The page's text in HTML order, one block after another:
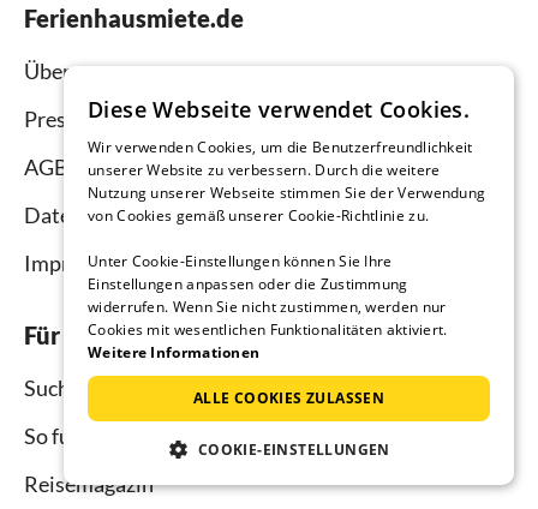
Ferienhausmiete.de
Über uns
Presse
AGB
Datenschutz
Impressum
Für Urlauber
Suche
So funktioniert`s
Reisemagazin
Diese Webseite verwendet Cookies.
Wir verwenden Cookies, um die Benutzerfreundlichkeit
unserer Website zu verbessern. Durch die weitere
Nutzung unserer Webseite stimmen Sie der Verwendung
von Cookies gemäß unserer Cookie-Richtlinie zu.
Unter Cookie-Einstellungen können Sie Ihre
Einstellungen anpassen oder die Zustimmung
widerrufen. Wenn Sie nicht zustimmen, werden nur
Cookies mit wesentlichen Funktionalitäten aktiviert.
Weitere Informationen
ALLE COOKIES ZULASSEN
COOKIE-EINSTELLUNGEN